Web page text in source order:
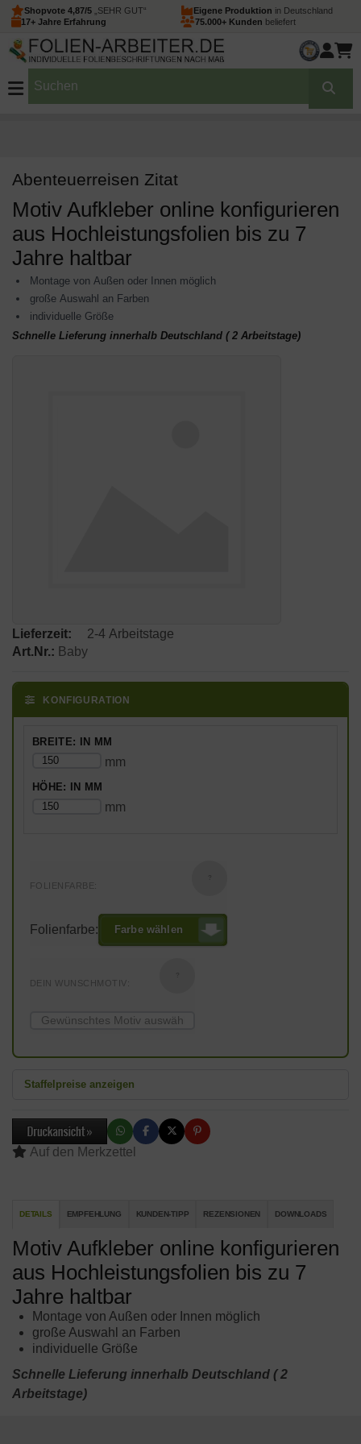
Shopvote 4,87/5 „SEHR GUT“ Eigene Produktion in Deutschland
17+ Jahre Erfahrung
75.000+ Kunden beliefert
Abenteuerreisen Zitat
Motiv Aufkleber online konfigurieren
aus Hochleistungsfolien bis zu 7
Jahre haltbar
Montage von Außen oder Innen möglich
große Auswahl an Farben
individuelle Größe
Schnelle Lieferung innerhalb Deutschland ( 2 Arbeitstage)
Lieferzeit:
2-4 Arbeitstage
Art.Nr.: Baby
KONFIGURATION
BREITE: IN MM
mm
HÖHE: IN MM
mm
FOLIENFARBE:
Folienfarbe: Farbe wählen
DEIN WUNSCHMOTIV:
Staffelpreise anzeigen
DETAILS EMPFEHLUNG KUNDEN-TIPP REZENSIONEN DOWNLOADS
Motiv Aufkleber online konfigurieren
aus Hochleistungsfolien bis zu 7
Jahre haltbar
Montage von Außen oder Innen möglich
große Auswahl an Farben
individuelle Größe
Schnelle Lieferung innerhalb Deutschland ( 2
Arbeitstage)